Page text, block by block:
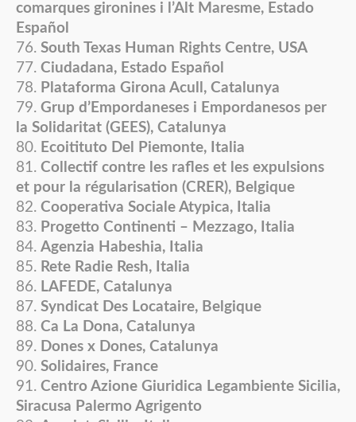
comarques gironines i l’Alt Maresme, Estado
Español
South Texas Human Rights Centre, USA
Ciudadana, Estado Español
Plataforma Girona Acull, Catalunya
Grup d’Empordaneses i Empordanesos per
la Solidaritat (GEES), Catalunya
Ecoitituto Del Piemonte, Italia
Collectif contre les rafles et les expulsions
et pour la régularisation (CRER), Belgique
Cooperativa Sociale Atypica, Italia
Progetto Continenti – Mezzago, Italia
Agenzia Habeshia, Italia
Rete Radie Resh, Italia
LAFEDE, Catalunya
Syndicat Des Locataire, Belgique
Ca La Dona, Catalunya
Dones x Dones, Catalunya
Solidaires, France
Centro Azione Giuridica Legambiente Sicilia,
Siracusa Palermo Agrigento